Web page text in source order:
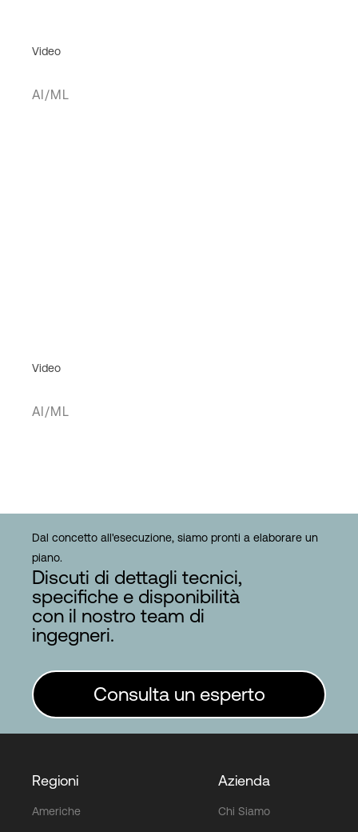
Video
AI/ML
Video
AI/ML
Dal concetto all'esecuzione, siamo pronti a elaborare un
piano.
Discuti di dettagli tecnici,
specifiche e disponibilità
con il nostro team di
ingegneri.
Consulta un esperto
Regioni
Americhe
Azienda
Chi Siamo